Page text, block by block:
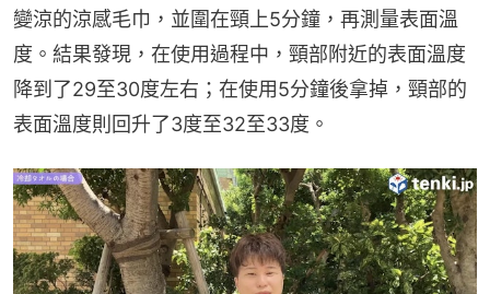
變涼的涼感毛巾，並圍在頸上5分鐘，再測量表面溫
度。結果發現，在使用過程中，頸部附近的表面溫度
降到了29至30度左右；在使用5分鐘後拿掉，頸部的
表面溫度則回升了3度至32至33度。